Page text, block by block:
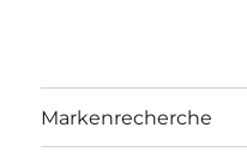
Markenrecherche